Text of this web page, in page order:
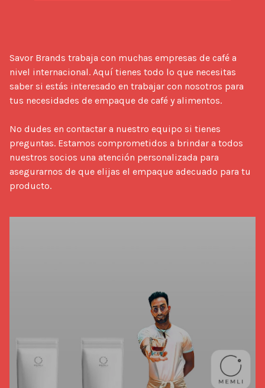
Savor Brands trabaja con muchas empresas de café a
nivel internacional. Aquí tienes todo lo que necesitas
saber si estás interesado en trabajar con nosotros para
tus necesidades de empaque de café y alimentos.
No dudes en contactar a nuestro equipo si tienes
preguntas. Estamos comprometidos a brindar a todos
nuestros socios una atención personalizada para
asegurarnos de que elijas el empaque adecuado para tu
producto.